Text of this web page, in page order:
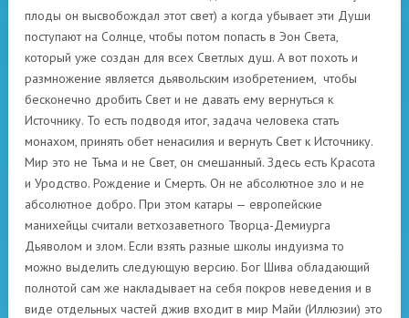
плоды он высвобождал этот свет) а когда убывает эти Души
поступают на Солнце, чтобы потом попасть в Эон Света,
который уже создан для всех Светлых душ. А вот похоть и
размножение является дьявольским изобретением, чтобы
бесконечно дробить Свет и не давать ему вернуться к
Источнику. То есть подводя итог, задача человека стать
монахом, принять обет ненасилия и вернуть Свет к Источнику.
Мир это не Тьма и не Свет, он смешанный. Здесь есть Красота
и Уродство. Рождение и Смерть. Он не абсолютное зло и не
абсолютное добро. При этом катары — европейские
манихейцы считали ветхозаветного Творца-Демиурга
Дьяволом и злом. Если взять разные школы индуизма то
можно выделить следующую версию. Бог Шива обладающий
полнотой сам же накладывает на себя покров неведения и в
виде отдельных частей джив входит в мир Майи (Иллюзии) это